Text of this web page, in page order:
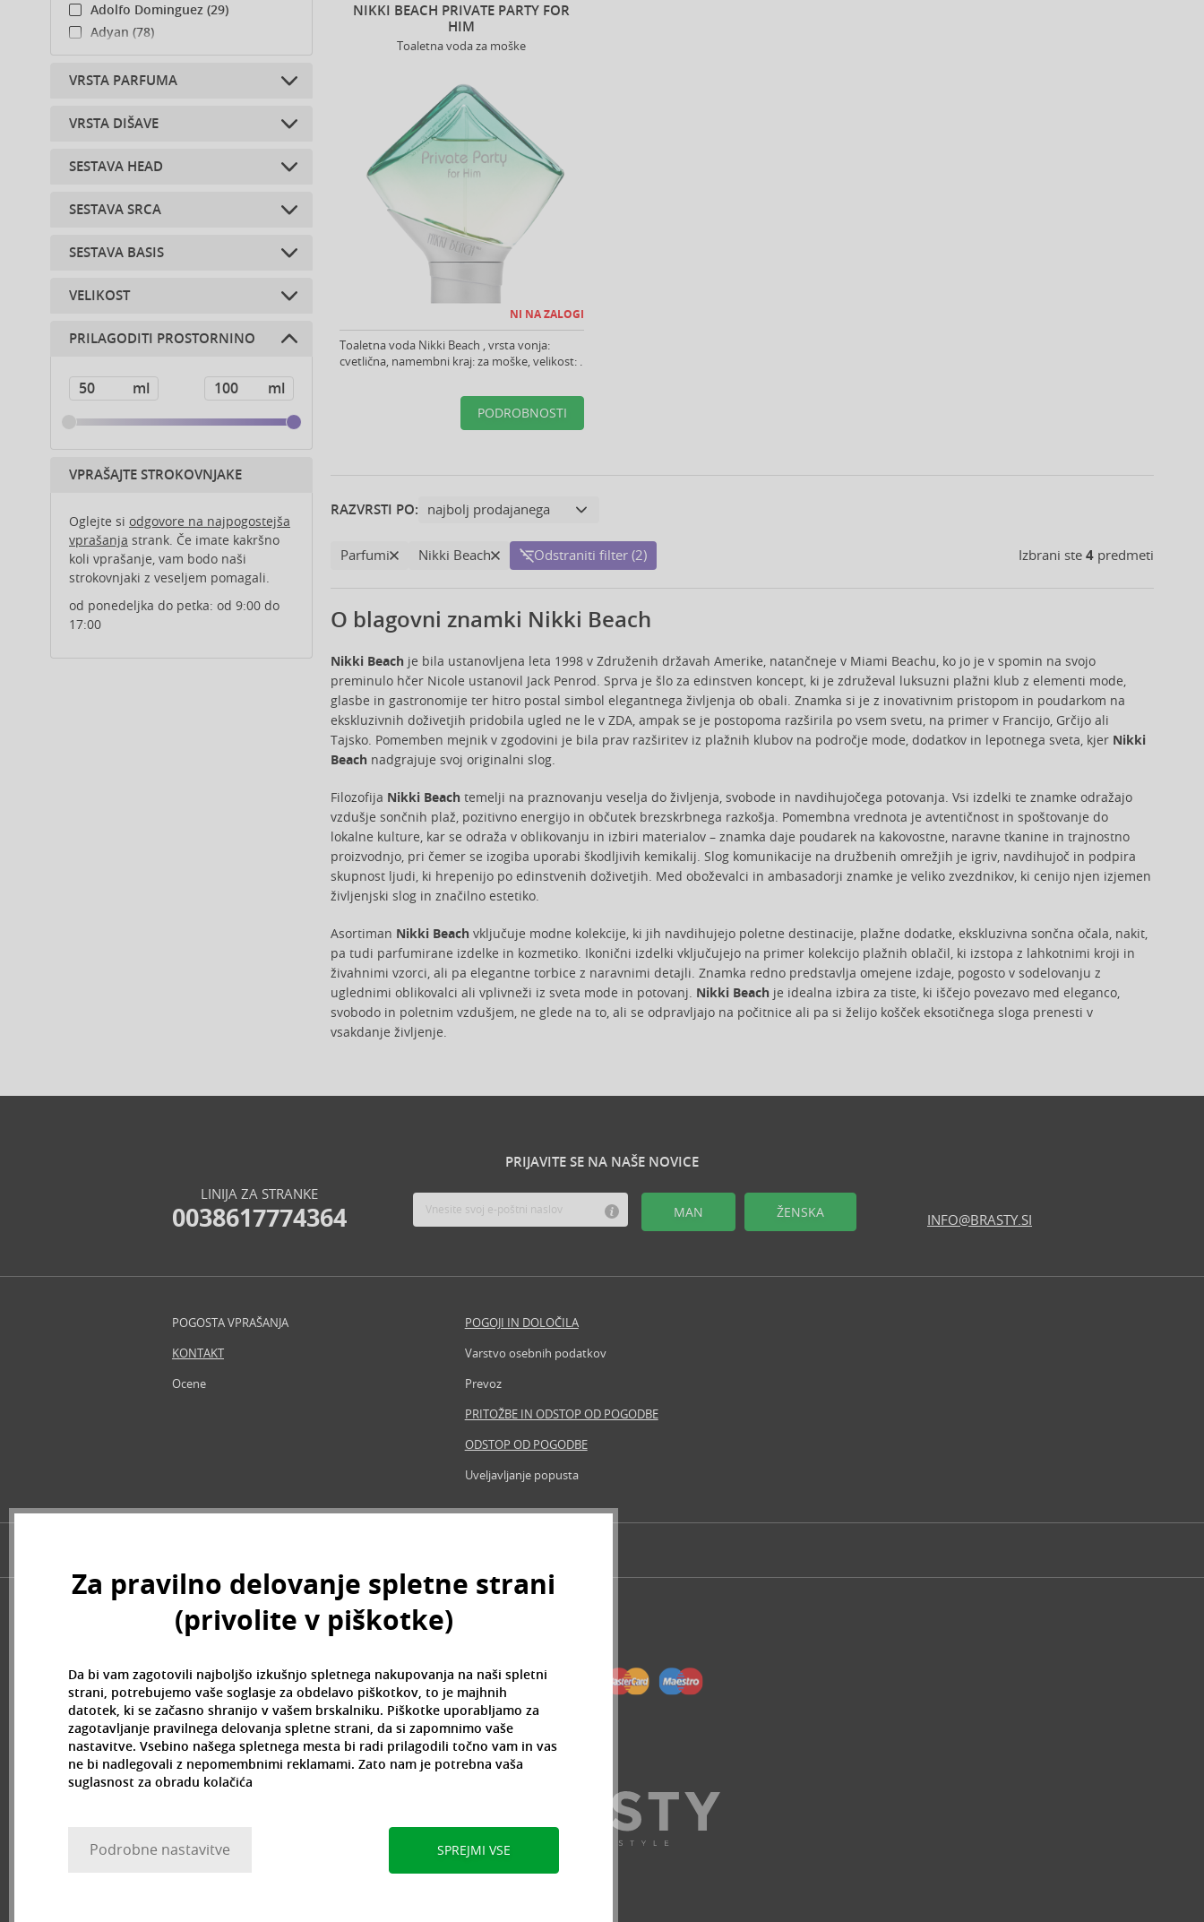
NIKKI BEACH PRIVATE PARTY FOR
HIM
Toaletna voda za moške
NI NA ZALOGI
Toaletna voda Nikki Beach , vrsta vonja:
cvetlična, namembni kraj: za moške, velikost: .
PODROBNOSTI
RAZVRSTI PO:
Izbrani ste 4predmeti
Parfumi Nikki Beach Odstraniti filter (2)
O blagovni znamki Nikki Beach
Nikki Beachje bila ustanovljena leta 1998 v Združenih državah Amerike, natančneje v Miami Beachu, ko jo je v spomin na svojo
preminulo hčer Nicole ustanovil Jack Penrod. Sprva je šlo za edinstven koncept, ki je združeval luksuzni plažni klub z elementi mode,
glasbe in gastronomije ter hitro postal simbol elegantnega življenja ob obali. Znamka si je z inovativnim pristopom in poudarkom na
ekskluzivnih doživetjih pridobila ugled ne le v ZDA, ampak se je postopoma razširila po vsem svetu, na primer v Francijo, Grčijo ali
Tajsko. Pomemben mejnik v zgodovini je bila prav razširitev iz plažnih klubov na področje mode, dodatkov in lepotnega sveta, kjer Nikki
Beachnadgrajuje svoj originalni slog.
Filozofija Nikki Beachtemelji na praznovanju veselja do življenja, svobode in navdihujočega potovanja. Vsi izdelki te znamke odražajo
vzdušje sončnih plaž, pozitivno energijo in občutek brezskrbnega razkošja. Pomembna vrednota je avtentičnost in spoštovanje do
lokalne kulture, kar se odraža v oblikovanju in izbiri materialov – znamka daje poudarek na kakovostne, naravne tkanine in trajnostno
proizvodnjo, pri čemer se izogiba uporabi škodljivih kemikalij. Slog komunikacije na družbenih omrežjih je igriv, navdihujoč in podpira
skupnost ljudi, ki hrepenijo po edinstvenih doživetjih. Med oboževalci in ambasadorji znamke je veliko zvezdnikov, ki cenijo njen izjemen
življenjski slog in značilno estetiko.
Asortiman Nikki Beachvključuje modne kolekcije, ki jih navdihujejo poletne destinacije, plažne dodatke, ekskluzivna sončna očala, nakit,
pa tudi parfumirane izdelke in kozmetiko. Ikonični izdelki vključujejo na primer kolekcijo plažnih oblačil, ki izstopa z lahkotnimi kroji in
živahnimi vzorci, ali pa elegantne torbice z naravnimi detajli. Znamka redno predstavlja omejene izdaje, pogosto v sodelovanju z
uglednimi oblikovalci ali vplivneži iz sveta mode in potovanj. Nikki Beachje idealna izbira za tiste, ki iščejo povezavo med eleganco,
svobodo in poletnim vzdušjem, ne glede na to, ali se odpravljajo na počitnice ali pa si želijo košček eksotičnega sloga prenesti v
vsakdanje življenje.
Adolfo Dominguez (29)
Adyan (78)
Afnan (85)
Agent Provocateur (13)
Ajmal (165)
Al Wataniah (79)
Alexander McQueen (2)
Alfred Sung (7)
Amouage (77)
Andy Warhol (2)
Anfas (1)
Annayake (14)
Antonio Banderas (69)
Antonio Puig (8)
Aquolina (30)
Aramis (14)
Ariana Grande (18)
Billie Eilish (6)
Bottega Veneta (21)
Boucheron (38)
Bvlgari (126)
Cacharel (43)
Cadillac (3)
Camara (33)
Caramelo (1)
Carner Barcelona (1)
Carolina Herrera (137)
Caron (15)
Carrera (11)
Caudalie (3)
VRSTA PARFUMA
Toaletne vode (4)
VRSTA DIŠAVE
cvetlična (2)
SESTAVA HEAD
jabolko (1)
mandlji (2)
vrtnica (2)
SESTAVA SRCA
ambra (1)
vetiver (2)
SESTAVA BASIS
fižol Tonka (2)
vanilija (3)
VELIKOST
100 ml (4)
PRILAGODITI PROSTORNINO
VPRAŠAJTE STROKOVNJAKE
Oglejte si odgovore na najpogostejša
vprašanja strank. Če imate kakršno
koli vprašanje, vam bodo naši
strokovnjaki z veseljem pomagali.
od ponedeljka do petka: od 9:00 do
17:00
PRIJAVITE SE NA NAŠE NOVICE
MAN ŽENSKA
LINIJA ZA STRANKE
0038617774364 INFO@BRASTY.SI
POGOSTA VPRAŠANJA
KONTAKT
Ocene
POGOJI IN DOLOČILA
Varstvo osebnih podatkov
Prevoz
PRITOŽBE IN ODSTOP OD POGODBE
ODSTOP OD POGODBE
Uveljavljanje popusta
Za pravilno delovanje spletne strani
(privolite v piškotke)
Da bi vam zagotovili najboljšo izkušnjo spletnega nakupovanja na naši spletni
strani, potrebujemo vaše soglasje za obdelavo piškotkov, to je majhnih
datotek, ki se začasno shranijo v vašem brskalniku. Piškotke uporabljamo za
zagotavljanje pravilnega delovanja spletne strani, da si zapomnimo vaše
nastavitve. Vsebino našega spletnega mesta bi radi prilagodili točno vam in vas
ne bi nadlegovali z nepomembnimi reklamami. Zato nam je potrebna vaša
suglasnost za obradu kolačića
Podrobne nastavitve SPREJMI VSE